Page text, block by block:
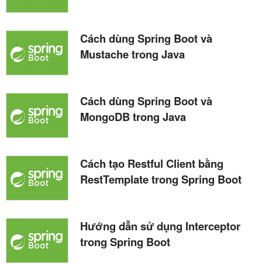
Cách dùng Spring Boot và
Mustache trong Java
Cách dùng Spring Boot và
MongoDB trong Java
Cách tạo Restful Client bằng
RestTemplate trong Spring Boot
Hướng dẫn sử dụng Interceptor
trong Spring Boot